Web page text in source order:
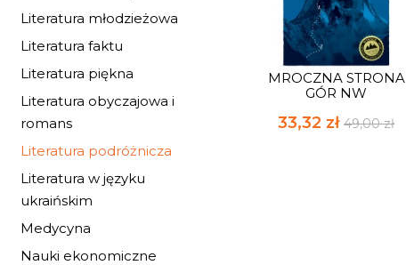
Literatura młodzieżowa
Literatura faktu
Literatura piękna
Literatura obyczajowa i
romans
Literatura podróżnicza
Literatura w języku
ukraińskim
Medycyna
Nauki ekonomiczne
MROCZNA STRONA
GÓR NW
33,32 zł49,00 zł